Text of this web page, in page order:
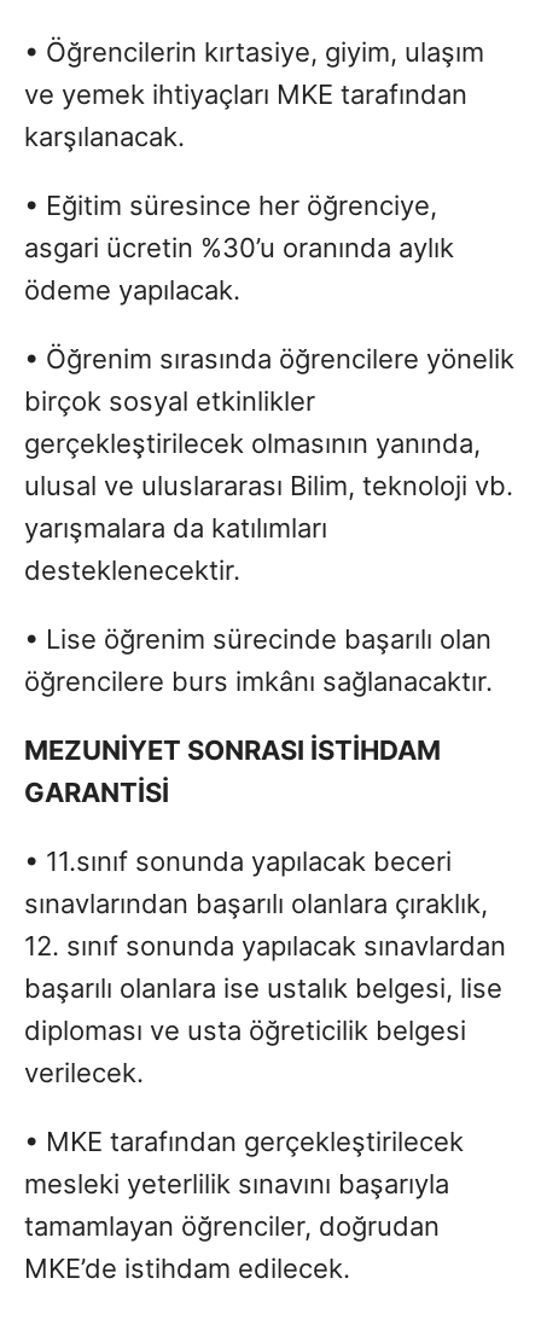
• Öğrencilerin kırtasiye, giyim, ulaşım
ve yemek ihtiyaçları MKE tarafından
karşılanacak.
• Eğitim süresince her öğrenciye,
asgari ücretin %30’u oranında aylık
ödeme yapılacak.
• Öğrenim sırasında öğrencilere yönelik
birçok sosyal etkinlikler
gerçekleştirilecek olmasının yanında,
ulusal ve uluslararası Bilim, teknoloji vb.
yarışmalara da katılımları
desteklenecektir.
• Lise öğrenim sürecinde başarılı olan
öğrencilere burs imkânı sağlanacaktır.
MEZUNİYET SONRASI İSTİHDAM
GARANTİSİ
• 11.sınıf sonunda yapılacak beceri
sınavlarından başarılı olanlara çıraklık,
12. sınıf sonunda yapılacak sınavlardan
başarılı olanlara ise ustalık belgesi, lise
diploması ve usta öğreticilik belgesi
verilecek.
• MKE tarafından gerçekleştirilecek
mesleki yeterlilik sınavını başarıyla
tamamlayan öğrenciler, doğrudan
MKE’de istihdam edilecek.